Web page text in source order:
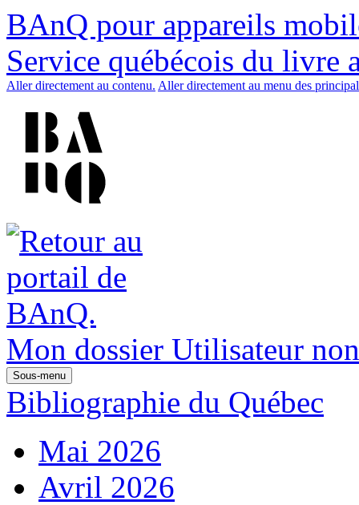
BAnQ pour appareils
Service québécois du livre
Aller directement au contenu. Aller directement au menu des
Mon dossier Utilisateur
Sous-menu
Bibliographie du Québec
Mai 2026
Avril 2026